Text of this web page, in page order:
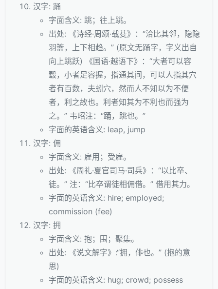
汉字: 踊
字面含义: 跳；往上跳。
出处: 《诗经·周颂·载芟》：“洽比其邻，隐隐
羽籥，上下相趋。” (原文无踊字，字义出自
向上跳跃) 《国语·越语下》：“大者可以容
毂，小者足容握，指通其间，可以人指其穴
者有百数，夫蚓穴，然而人不知以为不便
者，利之故也。利者知其为不利也而强为
之。” 韦昭注：“踊，跳也。”
字面的英语含义: leap, jump
汉字: 佣
字面含义: 雇用；受雇。
出处: 《周礼·夏官司马·司兵》：“以比卒、
徒。” 注：“比卒谓徒相佣借。” 借用其力。
字面的英语含义: hire; employed;
commission (fee)
汉字: 拥
字面含义: 抱；围；聚集。
出处: 《说文解字》:“拥，俳也。” (抱的意
思)
字面的英语含义: hug; crowd; possess